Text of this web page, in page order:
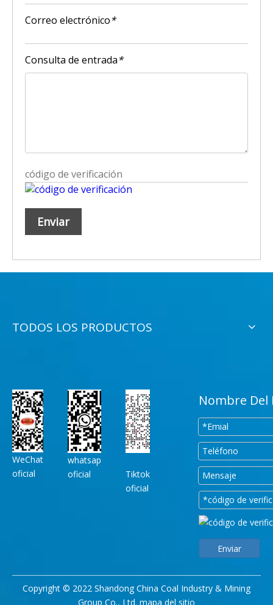
*
Correo electrónico
*
Consulta de entrada
Enviar
TODOS LOS PRODUCTOS
WeChat
oficial
whatsap
oficial
Tiktok
oficial
Nombre
Enviar
Copyright © 2022 Shandong China Coal Industry & Mining
Group Co., Ltd. mapa del sitio